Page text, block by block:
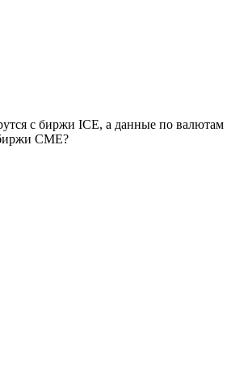
с биржи ICE, а данные по
CME?